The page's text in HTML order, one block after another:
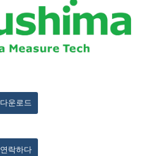
다운로드
연락하다